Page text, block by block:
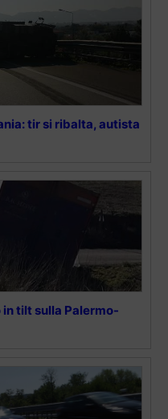
tir si ribalta, autista
tilt sulla Palermo-